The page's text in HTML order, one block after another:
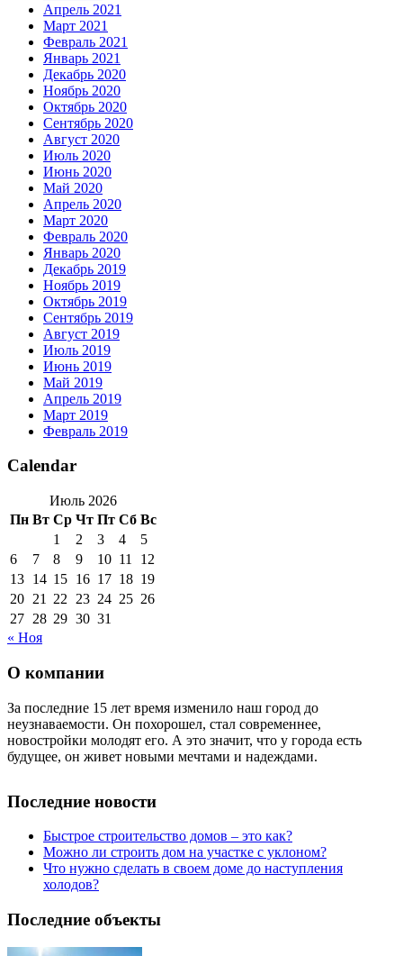
Апрель 2021
Март 2021
Февраль 2021
Январь 2021
Декабрь 2020
Ноябрь 2020
Октябрь 2020
Сентябрь 2020
Август 2020
Июль 2020
Июнь 2020
Май 2020
Апрель 2020
Март 2020
Февраль 2020
Январь 2020
Декабрь 2019
Ноябрь 2019
Октябрь 2019
Сентябрь 2019
Август 2019
Июль 2019
Июнь 2019
Май 2019
Апрель 2019
Март 2019
Февраль 2019
Calendar
Июль 2026
Пн Вт Ср Чт Пт Сб Вс
1
2 3 4
5
6
7 8 9 10 11
12
13 14 15 16 17 18 19
20 21 22 23 24 25 26
27 28 29 30 31
« Ноя
О компании
За последние 15 лет время изменило наш город до
неузнаваемости. Он похорошел, стал современнее,
новостройки молодят его. А это значит, что у города есть
будущее, он живет новыми мечтами и надеждами.
Последние новости
Быстрое строительство домов – это как?
Можно ли строить дом на участке с уклоном?
Что нужно сделать в своем доме до наступления
холодов?
Последние объекты